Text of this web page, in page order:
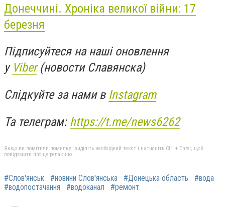
Донеччині. Хроніка великої війни: 17
березня
Підписуйтеся на наші оновлення
у Viber(новости Славянска)
Слідкуйте за нами в Instagram
Та телеграм: https://t.me/news6262
Якщо ви помітили помилку, виділіть необхідний текст і натисніть Ctrl + Enter, щоб
повідомити про це редакцію
#Слов'янськ #новини Слов'янська #Донецька область
#вода
#водопостачання
#водоканал #ремонт